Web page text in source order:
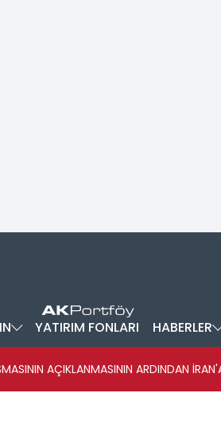
YATIRIM FONLARI HABERLER
AÇIKLANMASININ ARDINDAN